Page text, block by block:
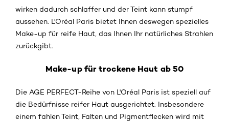
wirken dadurch schlaffer und der Teint kann stumpf
aussehen. L'Oréal Paris bietet Ihnen deswegen spezielles
Make-up für reife Haut, das Ihnen Ihr natürliches Strahlen
zurückgibt.
Make-up für trockene Haut ab 50
Die AGE PERFECT-Reihe von L'Oréal Paris ist speziell auf
die Bedürfnisse reifer Haut ausgerichtet. Insbesondere
einem fahlen Teint, Falten und Pigmentflecken wird mit